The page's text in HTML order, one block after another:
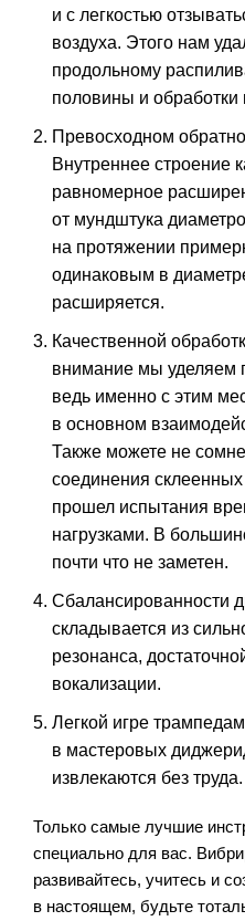
и с легкостью
воздуха. Этого нам
продольному
половины и обработки
Превосходном
Внутреннее строение
равномерное
от мундштука
на протяжении
одинаковым в
расширяется.
Качественной
внимание мы уделяем
ведь именно с этим
в основном
Также можете не
соединения
прошел испытания
нагрузками. В
почти что не заметен.
Сбалансированности
складывается из
резонанса,
вокализации.
Легкой игре
в мастеровых
извлекаются без труда.
Только самые лучшие
специально для вас.
развивайтесь, учитесь и
в настоящем, будьте